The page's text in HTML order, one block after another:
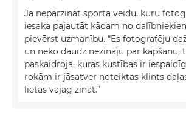
Ja nepārzināt sporta veidu, kuru
iesaka pajautāt kādam no
pievērst uzmanību. “Es fotografēju
un neko daudz nezināju par kāpšanu,
paskaidroja, kuras kustības ir
rokām ir jāsatver noteiktas klints
lietas vajag zināt.”